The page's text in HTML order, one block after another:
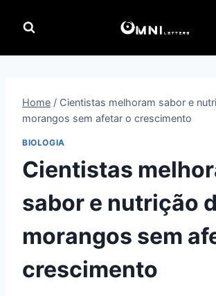
para
Home / Cientistas melhoram sabor e
morangos sem afetar o crescimento
BIOLOGIA
Cientistas
sabor e nutrição
morangos sem
crescimento